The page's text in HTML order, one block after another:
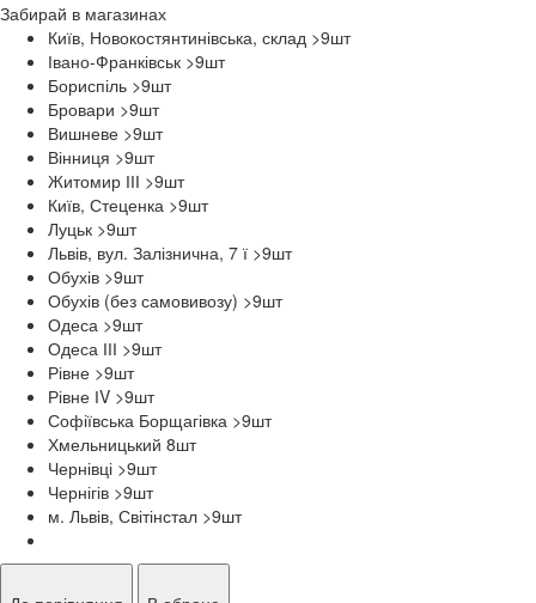
Забирай в магазинах
Київ, Новокостянтинівська, склад >9шт
Івано-Франківськ >9шт
Бориспіль >9шт
Бровари >9шт
Вишневе >9шт
Вінниця >9шт
Житомир ІІІ >9шт
Київ, Стеценка >9шт
Луцьк >9шт
Львів, вул. Залізнична, 7 ї >9шт
Обухів >9шт
Обухів (без самовивозу) >9шт
Одеса >9шт
Одеса ІІІ >9шт
Рівне >9шт
Рівне ІV >9шт
Софіївська Борщагівка >9шт
Хмельницький 8шт
Чернівці >9шт
Чернігів >9шт
м. Львів, Світінстал >9шт